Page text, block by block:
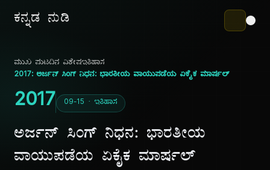
ಕನ್ನಡ ನುಡಿ
ಮುಖ ಪುಟದಿನ ವಿಶೇಷಇತಿಹಾಸ
2017: ಅರ್ಜನ್ ಸಿಂಗ್ ನಿಧನ: ಭಾರತೀಯ ವಾಯುಪಡೆಯ ಏಕೈಕ ಮಾರ್ಷಲ್
2017 09-15 · ಇತಿಹಾಸ
ಅರ್ಜನ್ ಸಿಂಗ್ ನಿಧನ: ಭಾರತೀಯ
ವಾಯುಪಡೆಯ ಏಕೈಕ ಮಾರ್ಷಲ್